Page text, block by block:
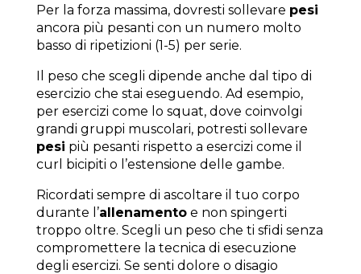
Per la forza massima, dovresti sollevare pesi
ancora più pesanti con un numero molto
basso di ripetizioni (1-5) per serie.
Il peso che scegli dipende anche dal tipo di
esercizio che stai eseguendo. Ad esempio,
per esercizi come lo squat, dove coinvolgi
grandi gruppi muscolari, potresti sollevare
pesi più pesanti rispetto a esercizi come il
curl bicipiti o l’estensione delle gambe.
Ricordati sempre di ascoltare il tuo corpo
durante l’allenamentoe non spingerti
troppo oltre. Scegli un peso che ti sfidi senza
compromettere la tecnica di esecuzione
degli esercizi. Se senti dolore o disagio